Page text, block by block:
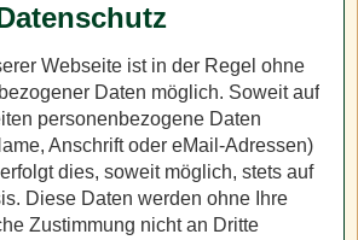
Webseite ist in der Regel ohne
Daten möglich. Soweit auf
personenbezogene Daten
Anschrift oder eMail-Adressen)
dies, soweit möglich, stets auf
Diese Daten werden ohne Ihre
Zustimmung nicht an Dritte